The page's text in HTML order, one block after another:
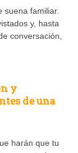
suena familiar.
y, hasta
conversación,
y
de una
harán que tu